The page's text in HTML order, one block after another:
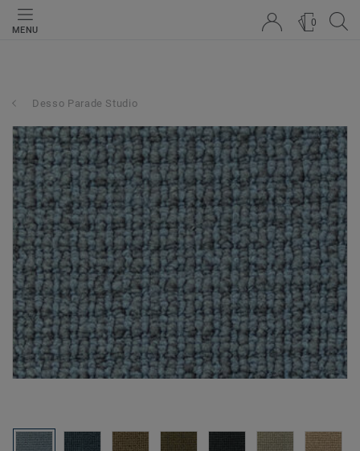
MENU
0
Desso Parade Studio